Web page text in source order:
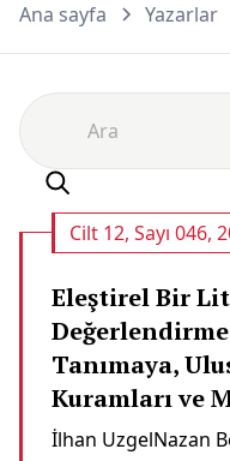
Ana sayfa Yazarlar
Cilt 12, Sayı 046,
Eleştirel Bir
Tanımaya,
Kuramları ve
İlhan UzgelNazan